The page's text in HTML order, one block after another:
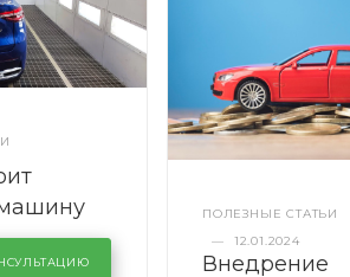
ПОЛЕЗНЫЕ СТАТЬИ
—
12.01.2024
Внедрение